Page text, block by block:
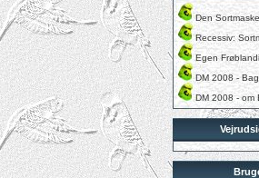
Den
Recessiv:
Egen
DM 2008 -
DM 2008 - om